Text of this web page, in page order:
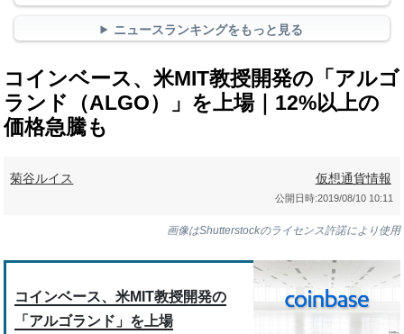
ニュースランキングをもっと見る
コインベース、米MIT教授開発の「アルゴ
ランド（ALGO）」を上場｜12%以上の
価格急騰も
菊谷ルイス 仮想通貨情報
公開日時:2019/08/10 10:11
画像はShutterstockのライセンス許諾により使用
コインベース、米MIT教授開発の
「アルゴランド」を上場